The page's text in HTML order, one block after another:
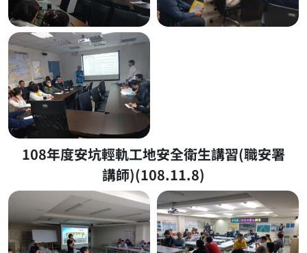
108年度安坑輕軌工地安全衛生講習(職安署
講師)(108.11.8)